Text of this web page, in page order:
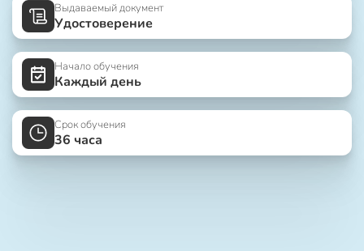
Выдаваемый документ
Удостоверение
Начало обучения
Каждый день
Срок обучения
36 часа